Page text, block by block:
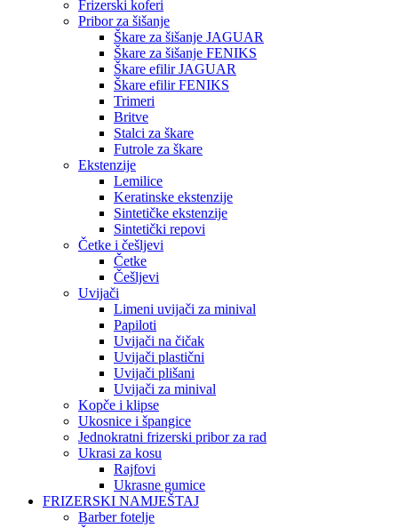
Frizerski koferi
Pribor za šišanje
Škare za šišanje JAGUAR
Škare za šišanje FENIKS
Škare efilir JAGUAR
Škare efilir FENIKS
Trimeri
Britve
Stalci za škare
Futrole za škare
Ekstenzije
Lemilice
Keratinske ekstenzije
Sintetičke ekstenzije
Sintetički repovi
Četke i češljevi
Četke
Češljevi
Uvijači
Limeni uvijači za minival
Papiloti
Uvijači na čičak
Uvijači plastični
Uvijači plišani
Uvijači za minival
Kopče i klipse
Ukosnice i špangice
Jednokratni frizerski pribor za rad
Ukrasi za kosu
Rajfovi
Ukrasne gumice
FRIZERSKI NAMJEŠTAJ
Barber fotelje